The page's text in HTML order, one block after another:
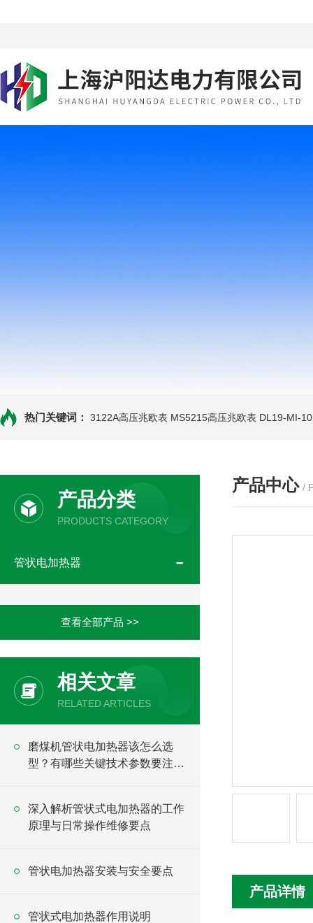
热门关键词： 3122A高压兆欧表 MS5215高压兆欧表 DL19-MI-
产品分类
PRODUCTS CATEGORY
管状电加热器
查看全部产品 >>
相关文章
RELATED ARTICLES
磨煤机管状电加热器该怎么选
型？有哪些关键技术参数要注
深入解析管状式电加热器的工作
原理与日常操作维修要点
管状电加热器安装与安全要点
管状式电加热器作用说明
产品中心 /
产品详情